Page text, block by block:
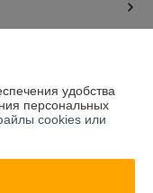
удобства
персональных
cookies или